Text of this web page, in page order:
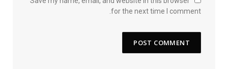
for the next time I comment.